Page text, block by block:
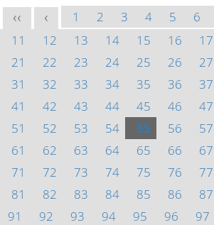
<< < 1 2 3 4 5 6
11
12 13 14 15 16 17
21
22 23 24 25 26 27
31
32 33 34 35 36 37
41
42 43 44 45 46 47
51
52 53 54 55 56 57
61
62 63 64 65 66 67
71
72 73 74 75 76 77
81
82 83 84 85 86 87
91
92 93 94 95 96 97